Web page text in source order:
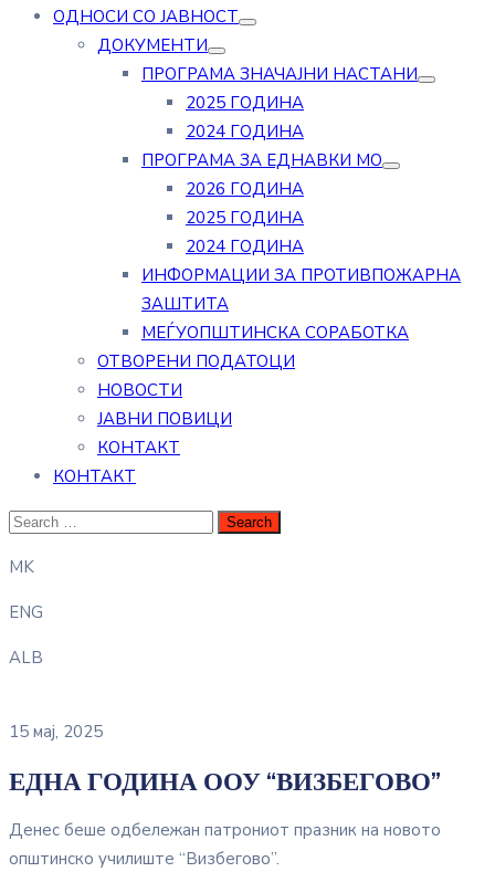
ОДНОСИ СО ЈАВНОСТ
ДОКУМЕНТИ
ПРОГРАМА ЗНАЧАЈНИ НАСТАНИ
2025 ГОДИНА
2024 ГОДИНА
ПРОГРАМА ЗА ЕДНАВКИ МО
2026 ГОДИНА
2025 ГОДИНА
2024 ГОДИНА
ИНФОРМАЦИИ ЗА ПРОТИВПОЖАРНА
ЗАШТИТА
МЕЃУОПШТИНСКА СОРАБОТКА
ОТВОРЕНИ ПОДАТОЦИ
НОВОСТИ
ЈАВНИ ПОВИЦИ
КОНТАКТ
КОНТАКТ
MK
ENG
ALB
15 мај, 2025
ЕДНА ГОДИНА ООУ “ВИЗБЕГОВО”
Денес беше одбележан патрониот празник на новото
општинско училиште “Визбегово”.